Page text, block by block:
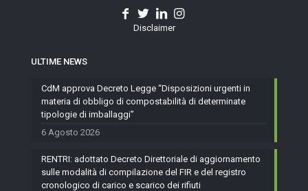
Disclaimer
ULTIME NEWS
CdM approva Decreto Legge “Disposizioni urgenti in
materia di obbligo di compostabilità di determinate
tipologie di imballaggi”
6 Agosto 2026
RENTRI: adottato Decreto Direttoriale di aggiornamento
sulle modalità di compilazione del FIR e del registro
cronologico di carico e scarico dei rifiuti